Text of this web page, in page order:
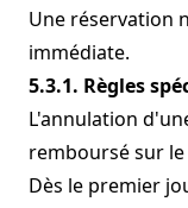
Une réservation
immédiate.
5.3.1. Règles
L'annulation
remboursé sur
Dès le premier